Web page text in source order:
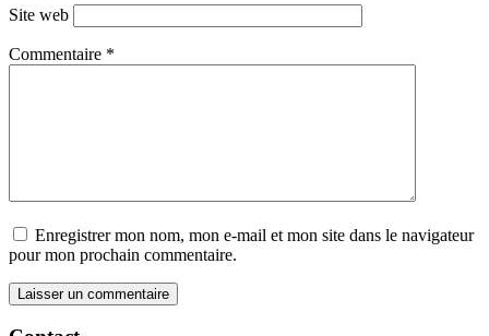
Site web
Commentaire *
Enregistrer mon nom, mon e-mail et mon site dans le navigateur
pour mon prochain commentaire.